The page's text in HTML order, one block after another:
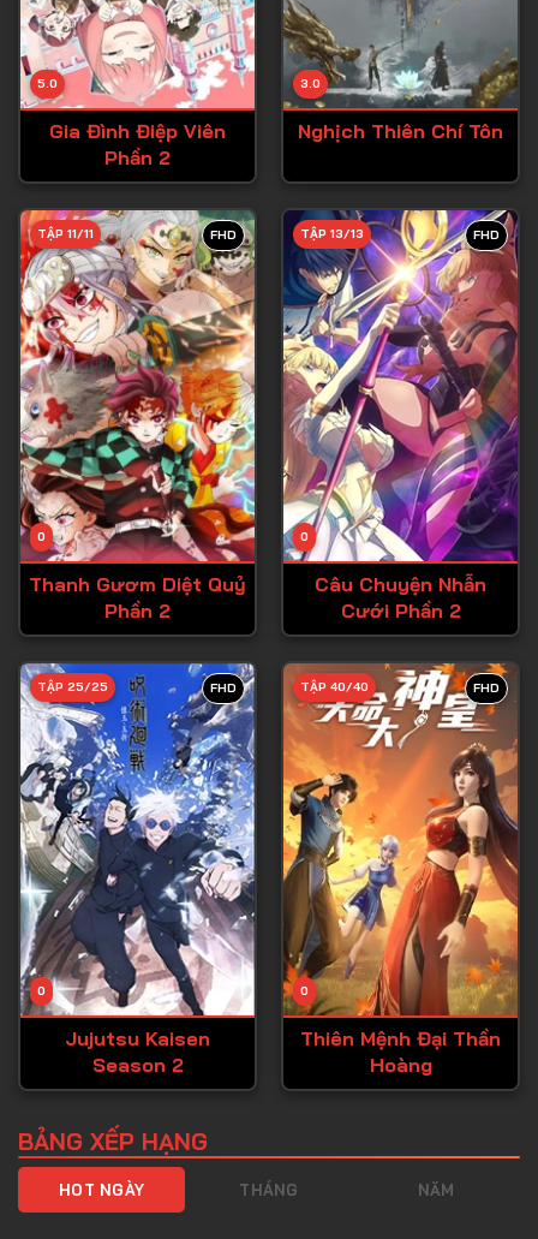
Tập 24
Tập 25
Tập 26
Tập 29
Tập 30
Tập 31
Tập 32
Tập 33
Tập 34
Tập 35
Tập 36
Tập 37
Tập 39
Tập 40
Tập 41
Tập 42
Tập 43
Tập 44
Tập 45
Tập 46
Tập 47
Tập 49
5.0
Gia Đình Điệp Viên
Phần 2
3.0
Nghịch Thiên Chí Tôn
FHD
0
TẬP 11/11
Thanh Gươm Diệt Quỷ
Phần 2
FHD
0
TẬP 13/13
Câu Chuyện Nhẫn
Cưới Phần 2
FHD
0
TẬP 25/25
Jujutsu Kaisen
Season 2
FHD
0
TẬP 40/40
Thiên Mệnh Đại Thần
Hoàng
BẢNG XẾP HẠNG
HOT NGÀY THÁNG NĂM